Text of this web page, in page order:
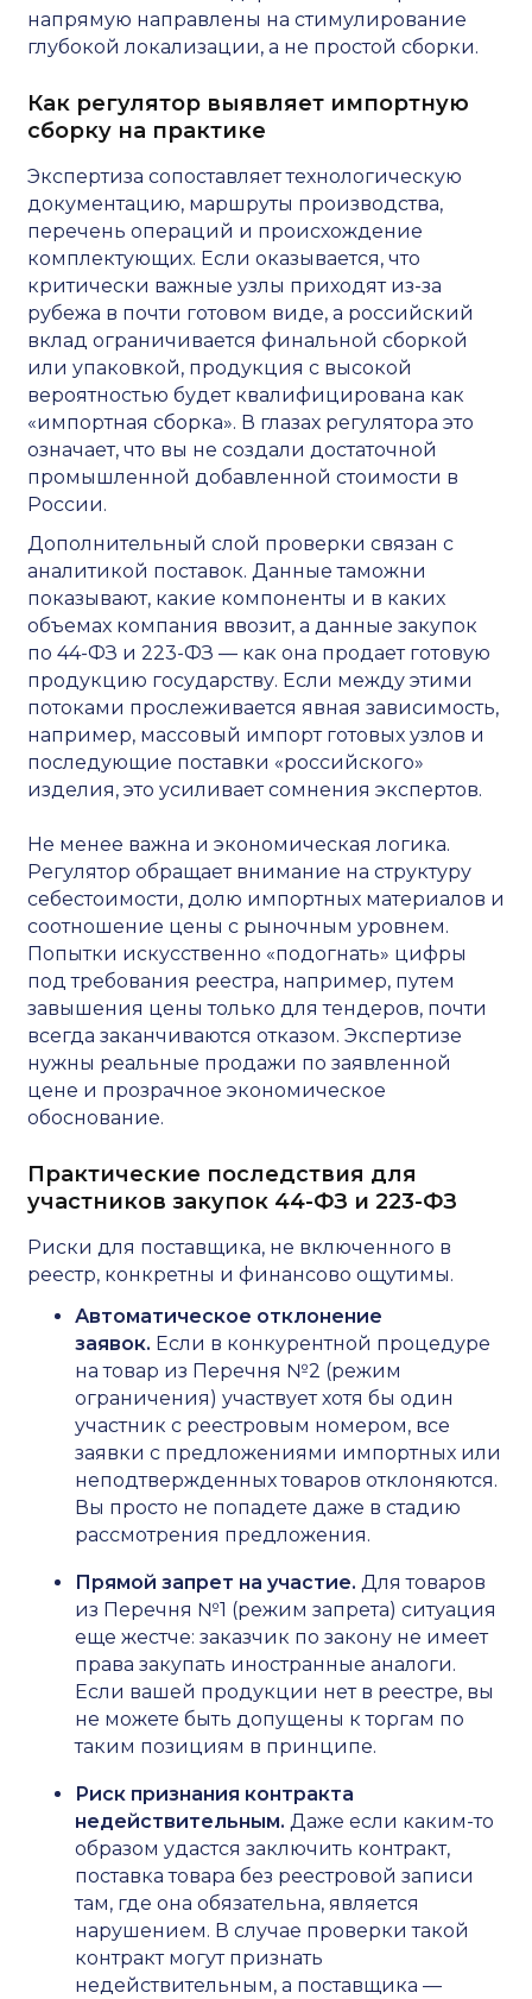
напрямую направлены на стимулирование
глубокой локализации, а не простой сборки.
Как регулятор выявляет импортную
сборку на практике
Экспертиза сопоставляет технологическую
документацию, маршруты производства,
перечень операций и происхождение
комплектующих. Если оказывается, что
критически важные узлы приходят из-за
рубежа в почти готовом виде, а российский
вклад ограничивается финальной сборкой
или упаковкой, продукция с высокой
вероятностью будет квалифицирована как
«импортная сборка». В глазах регулятора это
означает, что вы не создали достаточной
промышленной добавленной стоимости в
России.
Дополнительный слой проверки связан с
аналитикой поставок. Данные таможни
показывают, какие компоненты и в каких
объемах компания ввозит, а данные закупок
по 44-ФЗ и 223-ФЗ — как она продает готовую
продукцию государству. Если между этими
потоками прослеживается явная зависимость,
например, массовый импорт готовых узлов и
последующие поставки «российского»
изделия, это усиливает сомнения экспертов.
Не менее важна и экономическая логика.
Регулятор обращает внимание на структуру
себестоимости, долю импортных материалов и
соотношение цены с рыночным уровнем.
Попытки искусственно «подогнать» цифры
под требования реестра, например, путем
завышения цены только для тендеров, почти
всегда заканчиваются отказом. Экспертизе
нужны реальные продажи по заявленной
цене и прозрачное экономическое
обоснование.
Практические последствия для
участников закупок 44-ФЗ и 223-ФЗ
Риски для поставщика, не включенного в
реестр, конкретны и финансово ощутимы.
Автоматическое отклонение
заявок. Если в конкурентной процедуре
на товар из Перечня №2 (режим
ограничения) участвует хотя бы один
участник с реестровым номером, все
заявки с предложениями импортных или
неподтвержденных товаров отклоняются.
Вы просто не попадете даже в стадию
рассмотрения предложения.
Прямой запрет на участие. Для товаров
из Перечня №1 (режим запрета) ситуация
еще жестче: заказчик по закону не имеет
права закупать иностранные аналоги.
Если вашей продукции нет в реестре, вы
не можете быть допущены к торгам по
таким позициям в принципе.
Риск признания контракта
недействительным. Даже если каким-то
образом удастся заключить контракт,
поставка товара без реестровой записи
там, где она обязательна, является
нарушением. В случае проверки такой
контракт могут признать
недействительным, а поставщика —